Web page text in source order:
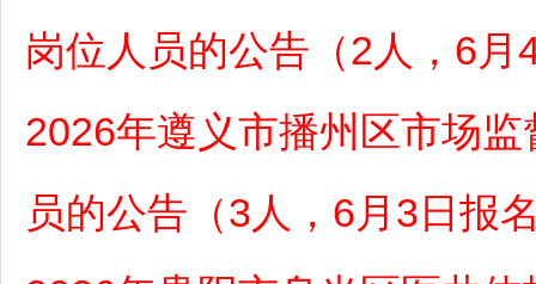
岗位人员的公告（2人，6月
2026年遵义市播州区市场
员的公告（3人，6月3日报